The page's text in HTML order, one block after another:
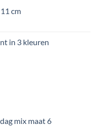
cm
in 3 kleuren
mix maat 6